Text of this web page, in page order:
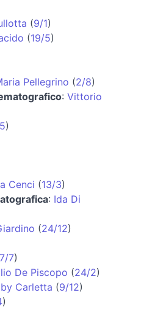
(9/1)
(19/5)
Pellegrino (2/8)
: Vittorio
)
Cenci (13/3)
: Ida Di
(24/12)
7)
De Piscopo (24/2)
Carletta (9/12)
)